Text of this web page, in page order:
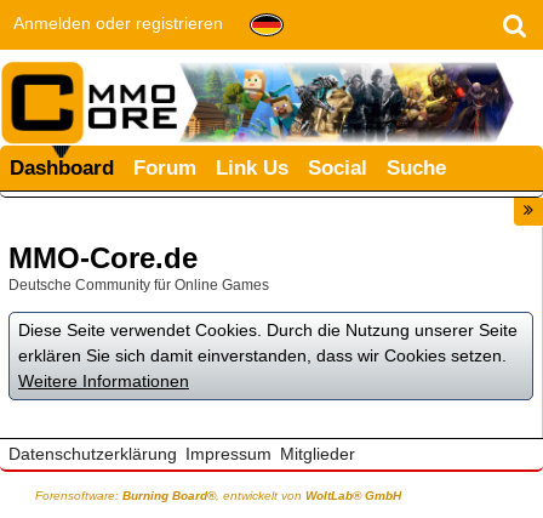
Anmelden oder registrieren
Dashboard Forum Link Us Social Suche
MMO-Core.de
Deutsche Community für Online Games
Diese Seite verwendet Cookies. Durch die Nutzung unserer Seite
erklären Sie sich damit einverstanden, dass wir Cookies setzen.
Weitere Informationen
Datenschutzerklärung Impressum Mitglieder
Forensoftware: Burning Board®, entwickelt von WoltLab® GmbH